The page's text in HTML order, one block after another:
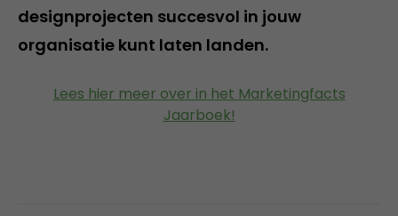
designprojecten succesvol in jouw
organisatie kunt laten landen.
Lees hier meer over in het Marketingfacts
Jaarboek!